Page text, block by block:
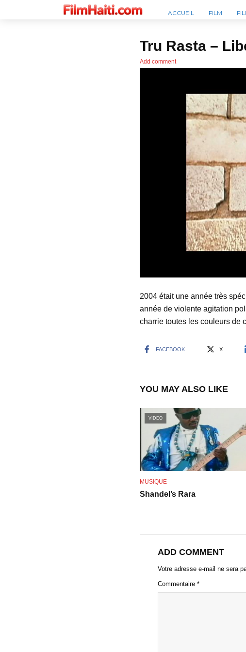
ACCUEIL FILM
Tru Rasta –
Add comment
2004 était une année très
année de violente agitation
charrie toutes les couleurs de
FACEBOOK X
YOU MAY ALSO LIKE
VIDEO
MUSIQUE
Shandel’s Rara
ADD COMMENT
Votre adresse e-mail ne sera
Commentaire *